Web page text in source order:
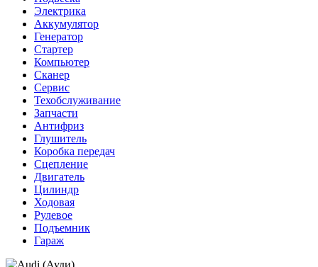
Электрика
Аккумулятор
Генератор
Стартер
Компьютер
Сканер
Сервис
Техобслуживание
Запчасти
Антифриз
Глушитель
Коробка передач
Сцепление
Двигатель
Цилиндр
Ходовая
Рулевое
Подъемник
Гараж